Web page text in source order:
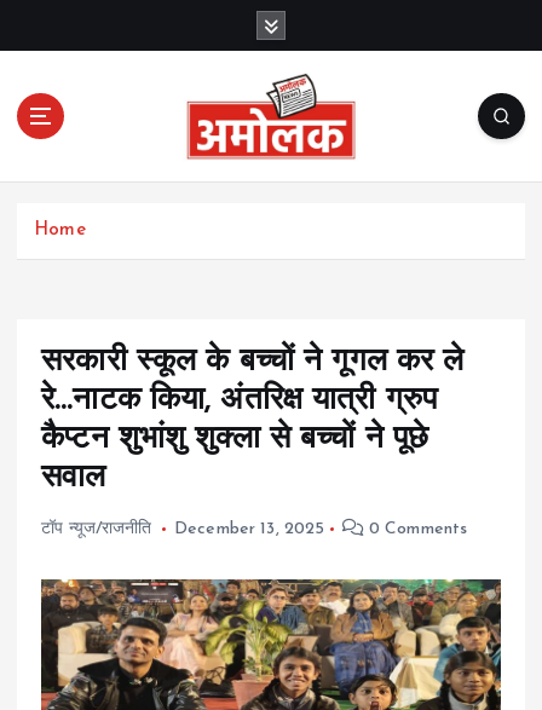
c
Amolak News
Home
सरकारी स्कूल के बच्चों ने गूगल कर ले
रे…नाटक किया, अंतरिक्ष यात्री ग्रुप
कैप्टन शुभांशु शुक्ला से बच्चों ने पूछे
सवाल
टॉप न्यूज/राजनीति December 13, 2025 0 Comments